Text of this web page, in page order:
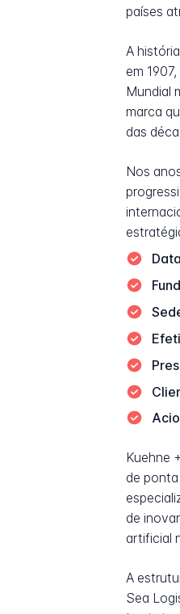
países
A
em
Mundial
marca
das
Nos
Kuehne
de
de
artificial
A
Sea